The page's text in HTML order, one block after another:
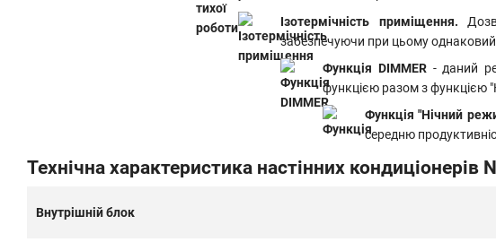
Ізотермічність приміщення.
забезпечуючи при цьому
Функція DIMMER- даний
функцією разом з функцією
Функція "Нічний
середню
Технічна характеристика настінних кондиціонерів
Внутрішній блок